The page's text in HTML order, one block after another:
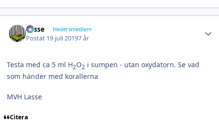
Lasse Hedersmedlem
Postat 19 juli 20197 år
Testa med ca 5 ml H2O2 i sumpen - utan oxydatorn. Se vad
som händer med korallerna
MVH Lasse
Citera